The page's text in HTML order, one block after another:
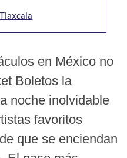
en México no
Boletos la
noche inolvidable
favoritos
que se enciendan